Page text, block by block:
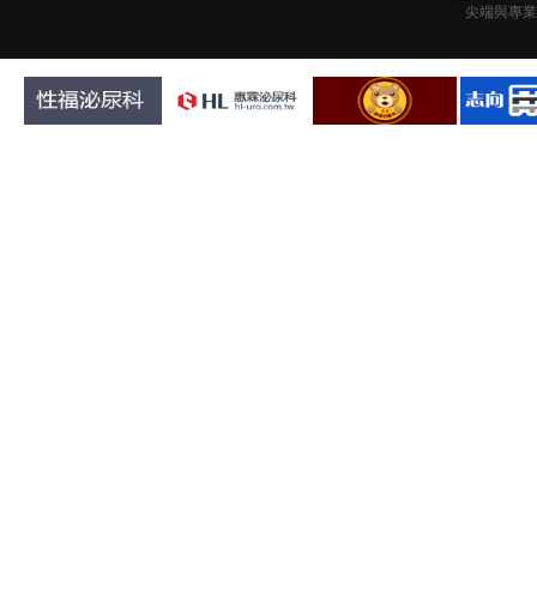
尖端與專